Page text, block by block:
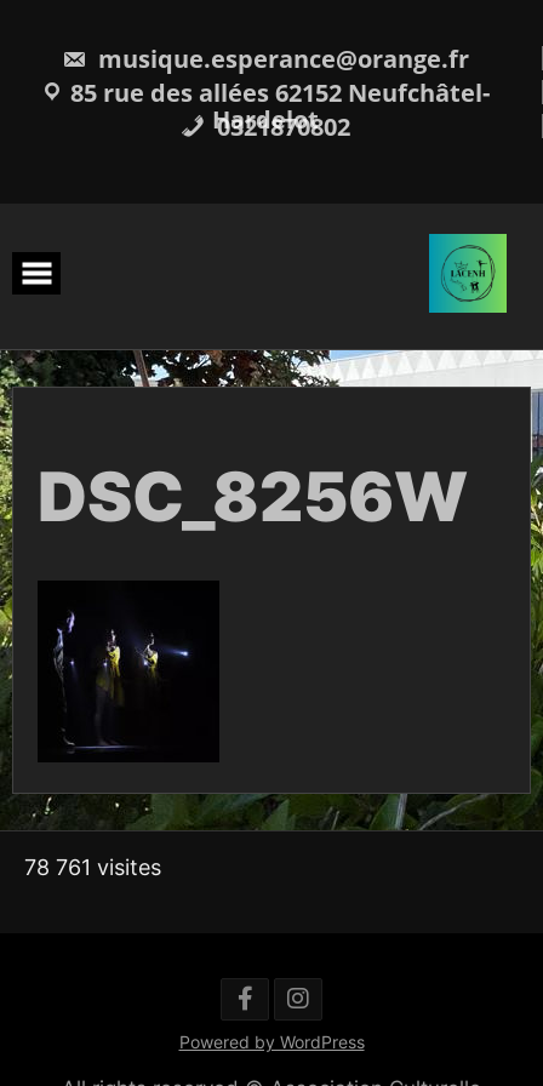
musique.esperance@orange.fr
85 rue des allées 62152 Neufchâtel-
Hardelot
0321870802
DSC_8256W
78 761 visites
Powered by WordPress